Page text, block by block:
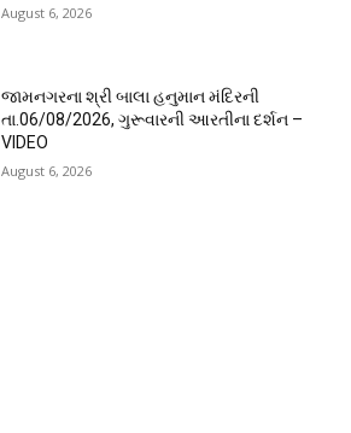
August 6, 2026
જામનગરના શ્રી બાલા હનુમાન મંદિરની
તા.06/08/2026, ગુરૂવારની આરતીના દર્શન –
VIDEO
August 6, 2026